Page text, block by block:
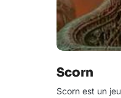
Scorn
Scorn est un